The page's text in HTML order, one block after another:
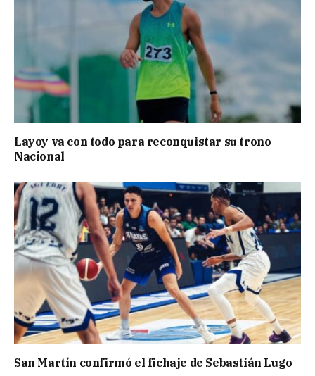
Layoy va con todo para reconquistar su trono
Nacional
San Martín confirmó el fichaje de Sebastián Lugo